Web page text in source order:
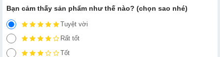
Bạn cảm thấy sản phẩm như thế nào? (chọn sao nhé)
Tuyệt vời
Rất tốt
Tốt